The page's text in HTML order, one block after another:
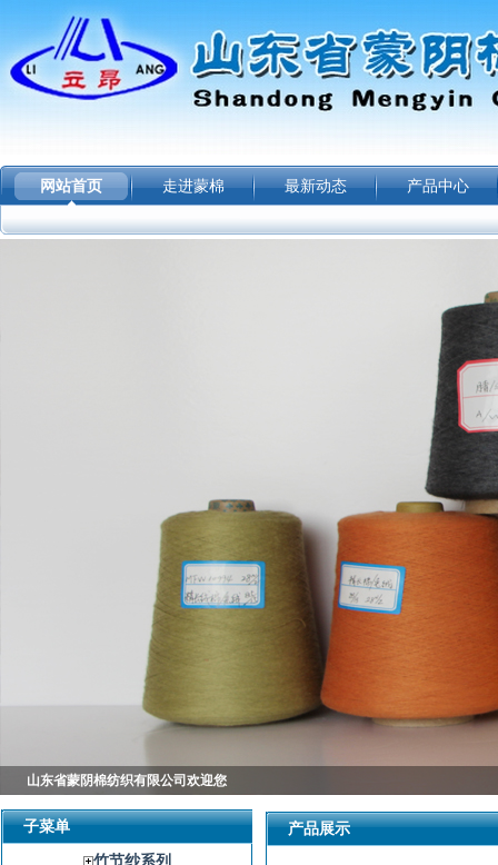
网站首页
|
走进蒙棉
|
最新动态
|
产品中心
|
山东省蒙阴棉纺织有限公司欢迎您
子菜单
竹节纱系列
产品展示